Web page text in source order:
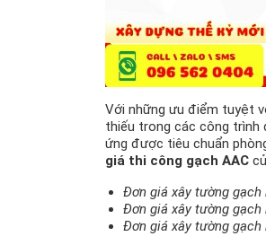
Với những ưu điểm tuyệt
thiếu trong các công trình
ứng được tiêu chuẩn
giá thi công gạch AAC
Đơn giá xây tường gạch
Đơn giá xây tường gạch
Đơn giá xây tường gạch